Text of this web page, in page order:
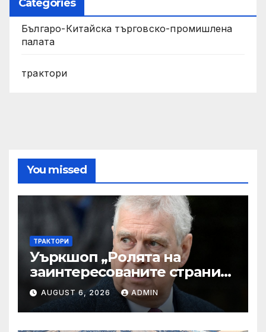
Categories
Българо-Китайска търговско-промишлена
палата
трактори
You missed
ТРАКТОРИ
Уъркшоп „Ролята на
заинтересованите страни
във външното осигуряване
на качеството“
AUGUST 6, 2026 ADMIN